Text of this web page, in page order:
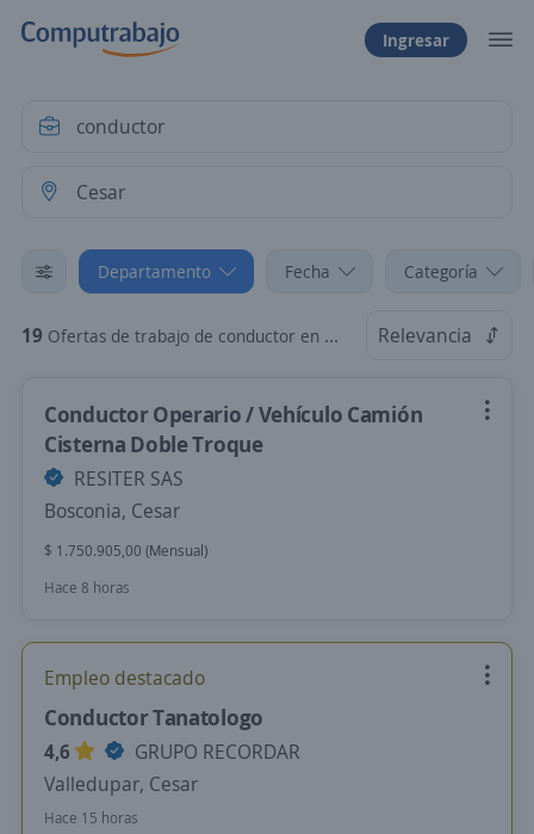
Ingresar
Departamento Fecha Categoría
19 Ofertas de trabajo de conductor en Cesar Relevancia
Conductor Operario / Vehículo Camión
Cisterna Doble Troque
RESITER SAS
Bosconia, Cesar
$ 1.750.905,00 (Mensual)
Hace 8 horas
Empleo destacado
Conductor Tanatologo
4,6
GRUPO RECORDAR
Valledupar, Cesar
Hace 15 horas